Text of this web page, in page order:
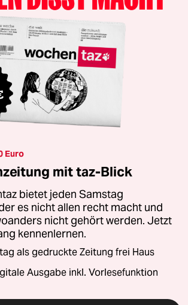
Euro
mit taz-Blick
bietet jeden Samstag
es nicht allen recht macht und
nicht gehört werden. Jetzt
kennenlernen.
als gedruckte Zeitung frei Haus
Ausgabe inkl. Vorlesefunktion